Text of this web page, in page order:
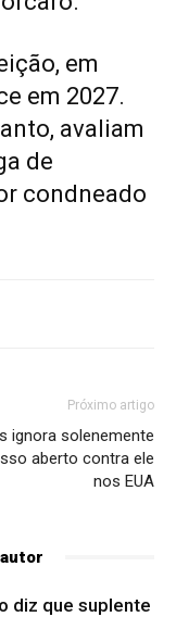
em
em 2027.
avaliam
de
condneado
Próximo artigo
ignora solenemente
aberto contra ele
nos EUA
diz que suplente